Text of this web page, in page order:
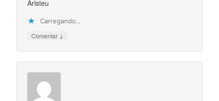
Aristeu
Carregando...
Comentar ↓